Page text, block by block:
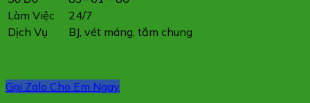
Làm Việc
24/7
Dịch Vụ
BJ, vét máng, tắm chung
Gọi Zalo Cho Em Ngay